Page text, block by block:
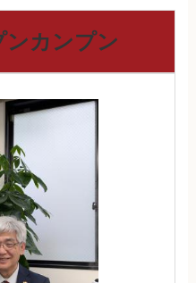
ンカンプン